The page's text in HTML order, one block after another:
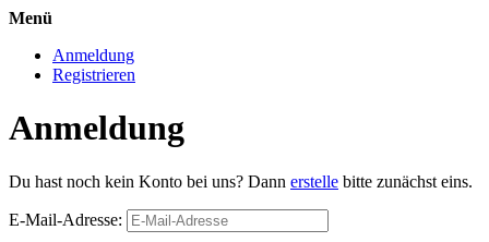
Menü
Anmeldung
Registrieren
Anmeldung
Du hast noch kein Konto bei uns? Dann erstelle bitte zunächst eins.
E-Mail-Adresse: